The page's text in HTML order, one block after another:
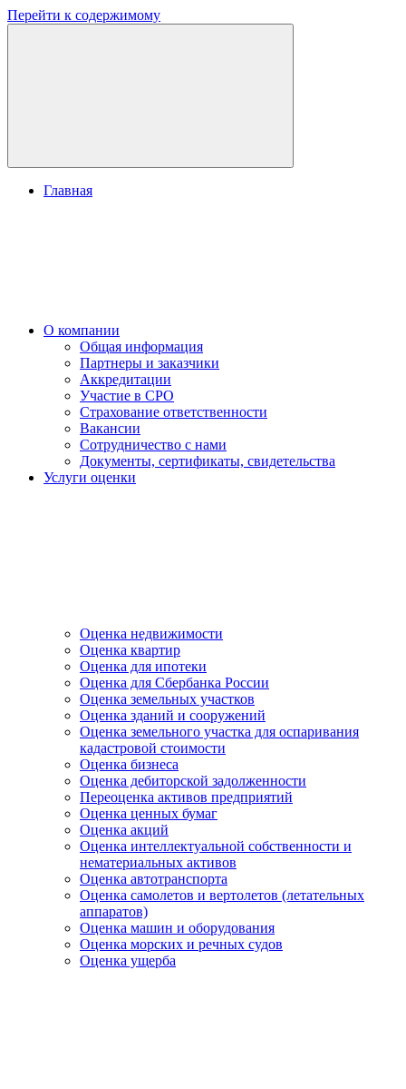
Перейти к содержимому
Главная
О компании
Общая информация
Партнеры и заказчики
Аккредитации
Участие в СРО
Страхование ответственности
Вакансии
Сотрудничество с нами
Документы, сертификаты, свидетельства
Услуги оценки
Оценка недвижимости
Оценка квартир
Оценка для ипотеки
Оценка для Сбербанка России
Оценка земельных участков
Оценка зданий и сооружений
Оценка земельного участка для оспаривания
кадастровой стоимости
Оценка бизнеса
Оценка дебиторской задолженности
Переоценка активов предприятий
Оценка ценных бумаг
Оценка акций
Оценка интеллектуальной собственности и
нематериальных активов
Оценка автотранспорта
Оценка самолетов и вертолетов (летательных
аппаратов)
Оценка машин и оборудования
Оценка морских и речных судов
Оценка ущерба